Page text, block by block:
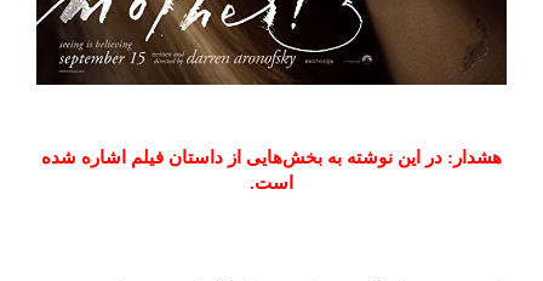
هشدار: در این نوشته به بخش‌هایی از داستان فیلم اشاره شده
است.